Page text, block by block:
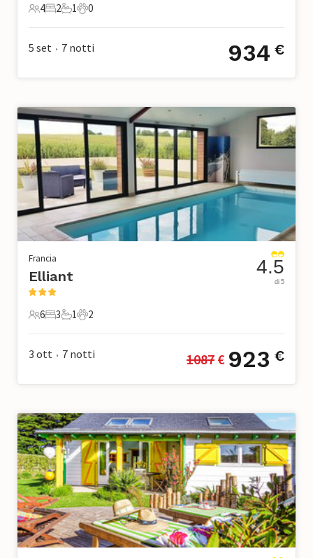
4 Ospiti
4
2 Camere da letto
2
1 Bagno
1
0 Animali domestici
0
5 set • 7 notti 934 €
Francia
Elliant
6 Ospiti
6
3 Camere da letto
3
1 Bagno
1
2 Animali domestici
2
4.5
di 5
3 ott • 7 notti 1087 € 923 €